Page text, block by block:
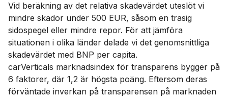
Vid beräkning av det relativa skadevärdet uteslöt vi
mindre skador under 500 EUR, såsom en trasig
sidospegel eller mindre repor. För att jämföra
situationen i olika länder delade vi det genomsnittliga
skadevärdet med BNP per capita.
carVerticals marknadsindex för transparens bygger på
6 faktorer, där 1,2 är högsta poäng. Eftersom deras
förväntade inverkan på transparensen på marknaden